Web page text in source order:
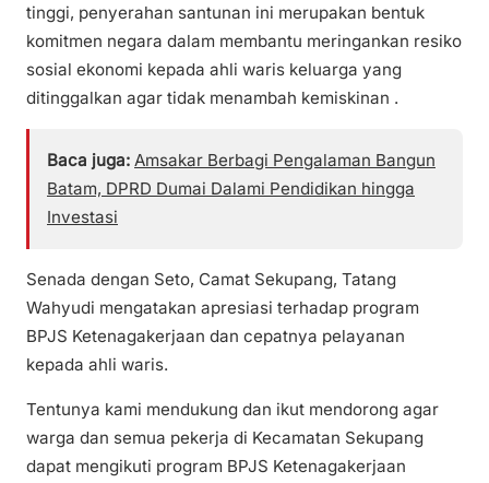
tinggi, penyerahan santunan ini merupakan bentuk
komitmen negara dalam membantu meringankan resiko
sosial ekonomi kepada ahli waris keluarga yang
ditinggalkan agar tidak menambah kemiskinan .
Baca juga: Amsakar Berbagi Pengalaman Bangun
Batam, DPRD Dumai Dalami Pendidikan hingga
Investasi
Senada dengan Seto, Camat Sekupang, Tatang
Wahyudi mengatakan apresiasi terhadap program
BPJS Ketenagakerjaan dan cepatnya pelayanan
kepada ahli waris.
Tentunya kami mendukung dan ikut mendorong agar
warga dan semua pekerja di Kecamatan Sekupang
dapat mengikuti program BPJS Ketenagakerjaan